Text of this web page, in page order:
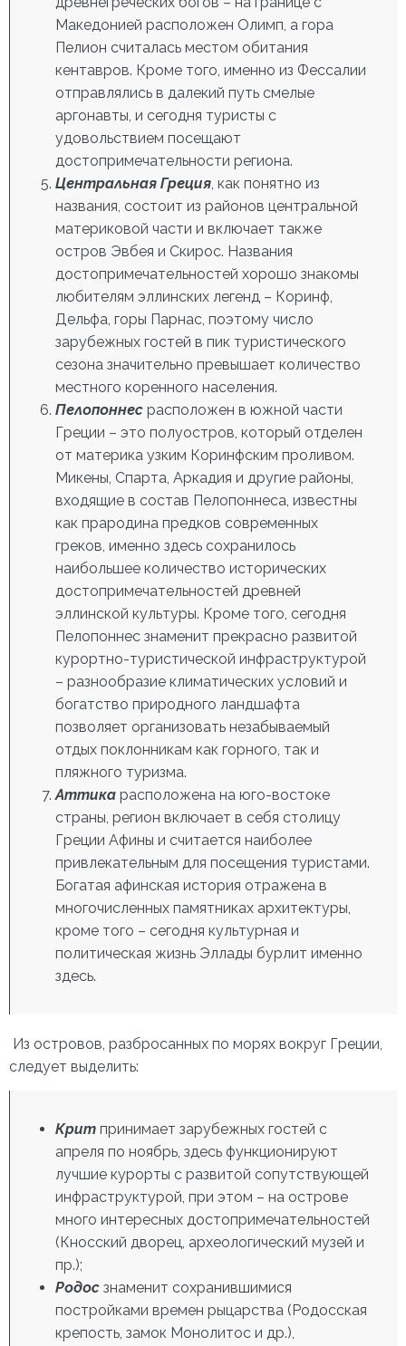
Македонией расположен Олимп, а гора
Пелион считалась местом обитания
кентавров. Кроме того, именно из Фессалии
отправлялись в далекий путь смелые
аргонавты, и сегодня туристы с
удовольствием посещают
достопримечательности региона.
Центральная Греция, как понятно из
названия, состоит из районов центральной
материковой части и включает также
остров Эвбея и Скирос. Названия
достопримечательностей хорошо знакомы
любителям эллинских легенд – Коринф,
Дельфа, горы Парнас, поэтому число
зарубежных гостей в пик туристического
сезона значительно превышает количество
местного коренного населения.
Пелопоннес расположен в южной части
Греции – это полуостров, который отделен
от материка узким Коринфским проливом.
Микены, Спарта, Аркадия и другие районы,
входящие в состав Пелопоннеса, известны
как прародина предков современных
греков, именно здесь сохранилось
наибольшее количество исторических
достопримечательностей древней
эллинской культуры. Кроме того, сегодня
Пелопоннес знаменит прекрасно развитой
курортно-туристической инфраструктурой
– разнообразие климатических условий и
богатство природного ландшафта
позволяет организовать незабываемый
отдых поклонникам как горного, так и
пляжного туризма.
Аттика расположена на юго-востоке
страны, регион включает в себя столицу
Греции Афины и считается наиболее
привлекательным для посещения туристами.
Богатая афинская история отражена в
многочисленных памятниках архитектуры,
кроме того – сегодня культурная и
политическая жизнь Эллады бурлит именно
здесь.
Из островов, разбросанных по морях вокруг Греции,
следует выделить:
Крит принимает зарубежных гостей с
апреля по ноябрь, здесь функционируют
лучшие курорты с развитой сопутствующей
инфраструктурой, при этом – на острове
много интересных достопримечательностей
(Кносский дворец, археологический музей и
пр.);
Родос знаменит сохранившимися
постройками времен рыцарства (Родосская
крепость, замок Монолитос и др.),